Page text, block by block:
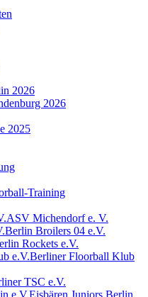
2026
2026
2025
Training
ASV Michendorf e. V.
Berlin Broilers 04 e.V.
Rockets e.V.
Berliner Floorball Klub
TSC e.V.
Eisbären Juniors Berlin